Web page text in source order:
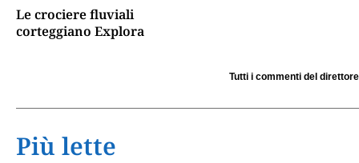
Le crociere fluviali
corteggiano Explora
Tutti i commenti del direttore
Più lette